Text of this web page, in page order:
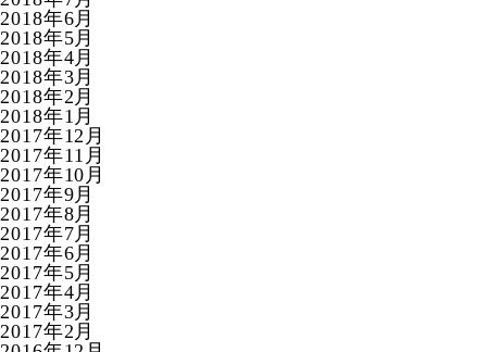
2018年6月
2018年5月
2018年4月
2018年3月
2018年2月
2018年1月
2017年12月
2017年11月
2017年10月
2017年9月
2017年8月
2017年7月
2017年6月
2017年5月
2017年4月
2017年3月
2017年2月